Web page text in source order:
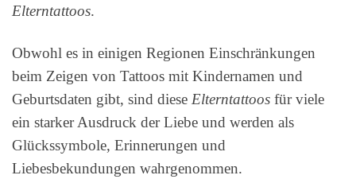
Elterntattoos.
Obwohl es in einigen Regionen Einschränkungen
beim Zeigen von Tattoos mit Kindernamen und
Geburtsdaten gibt, sind diese Elterntattoos für viele
ein starker Ausdruck der Liebe und werden als
Glückssymbole, Erinnerungen und
Liebesbekundungen wahrgenommen.